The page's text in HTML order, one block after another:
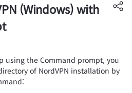
(Windows) with
using the Command prompt, you
of NordVPN installation by